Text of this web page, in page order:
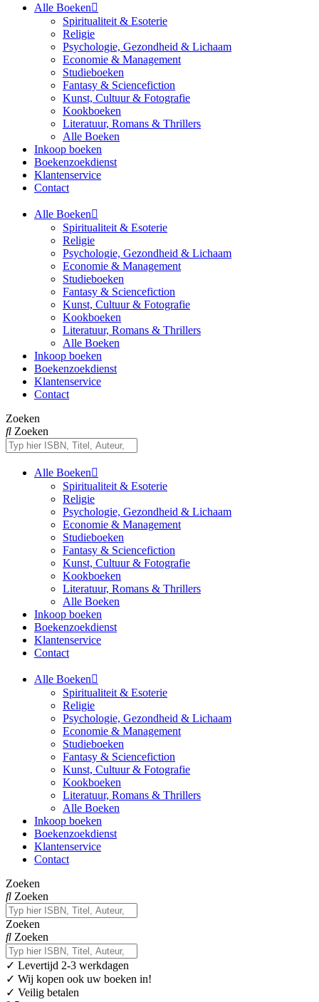
Alle Boeken
Spiritualiteit & Esoterie
Religie
Psychologie, Gezondheid & Lichaam
Economie & Management
Studieboeken
Fantasy & Sciencefiction
Kunst, Cultuur & Fotografie
Kookboeken
Literatuur, Romans & Thrillers
Alle Boeken
Inkoop boeken
Boekenzoekdienst
Klantenservice
Contact
Alle Boeken
Spiritualiteit & Esoterie
Religie
Psychologie, Gezondheid & Lichaam
Economie & Management
Studieboeken
Fantasy & Sciencefiction
Kunst, Cultuur & Fotografie
Kookboeken
Literatuur, Romans & Thrillers
Alle Boeken
Inkoop boeken
Boekenzoekdienst
Klantenservice
Contact
Zoeken
Zoeken
Alle Boeken
Spiritualiteit & Esoterie
Religie
Psychologie, Gezondheid & Lichaam
Economie & Management
Studieboeken
Fantasy & Sciencefiction
Kunst, Cultuur & Fotografie
Kookboeken
Literatuur, Romans & Thrillers
Alle Boeken
Inkoop boeken
Boekenzoekdienst
Klantenservice
Contact
Alle Boeken
Spiritualiteit & Esoterie
Religie
Psychologie, Gezondheid & Lichaam
Economie & Management
Studieboeken
Fantasy & Sciencefiction
Kunst, Cultuur & Fotografie
Kookboeken
Literatuur, Romans & Thrillers
Alle Boeken
Inkoop boeken
Boekenzoekdienst
Klantenservice
Contact
Zoeken
Zoeken
Zoeken
Zoeken
✓ Levertijd 2-3 werkdagen
✓ Wij kopen ook uw boeken in!
✓ Veilig betalen